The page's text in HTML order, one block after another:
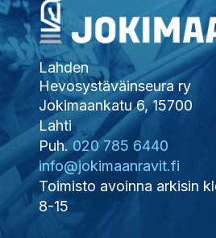
Lahden
Hevosystäväinseura ry
Jokimaankatu 6, 15700
Lahti
Puh. 020 785 6440
info@jokimaanravit.fi
Toimisto avoinna arkisin
8-15